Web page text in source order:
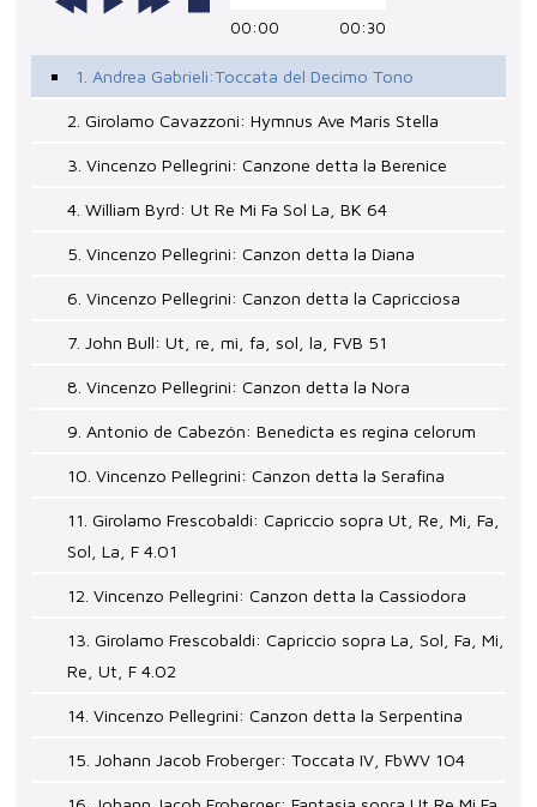
00:00 00:30
1. Andrea Gabrieli:Toccata del Decimo Tono
2. Girolamo Cavazzoni: Hymnus Ave Maris Stella
3. Vincenzo Pellegrini: Canzone detta la Berenice
4. William Byrd: Ut Re Mi Fa Sol La, BK 64
5. Vincenzo Pellegrini: Canzon detta la Diana
6. Vincenzo Pellegrini: Canzon detta la Capricciosa
7. John Bull: Ut, re, mi, fa, sol, la, FVB 51
8. Vincenzo Pellegrini: Canzon detta la Nora
9. Antonio de Cabezón: Benedicta es regina celorum
10. Vincenzo Pellegrini: Canzon detta la Serafina
11. Girolamo Frescobaldi: Capriccio sopra Ut, Re, Mi, Fa,
Sol, La, F 4.01
12. Vincenzo Pellegrini: Canzon detta la Cassiodora
13. Girolamo Frescobaldi: Capriccio sopra La, Sol, Fa, Mi,
Re, Ut, F 4.02
14. Vincenzo Pellegrini: Canzon detta la Serpentina
15. Johann Jacob Froberger: Toccata IV, FbWV 104